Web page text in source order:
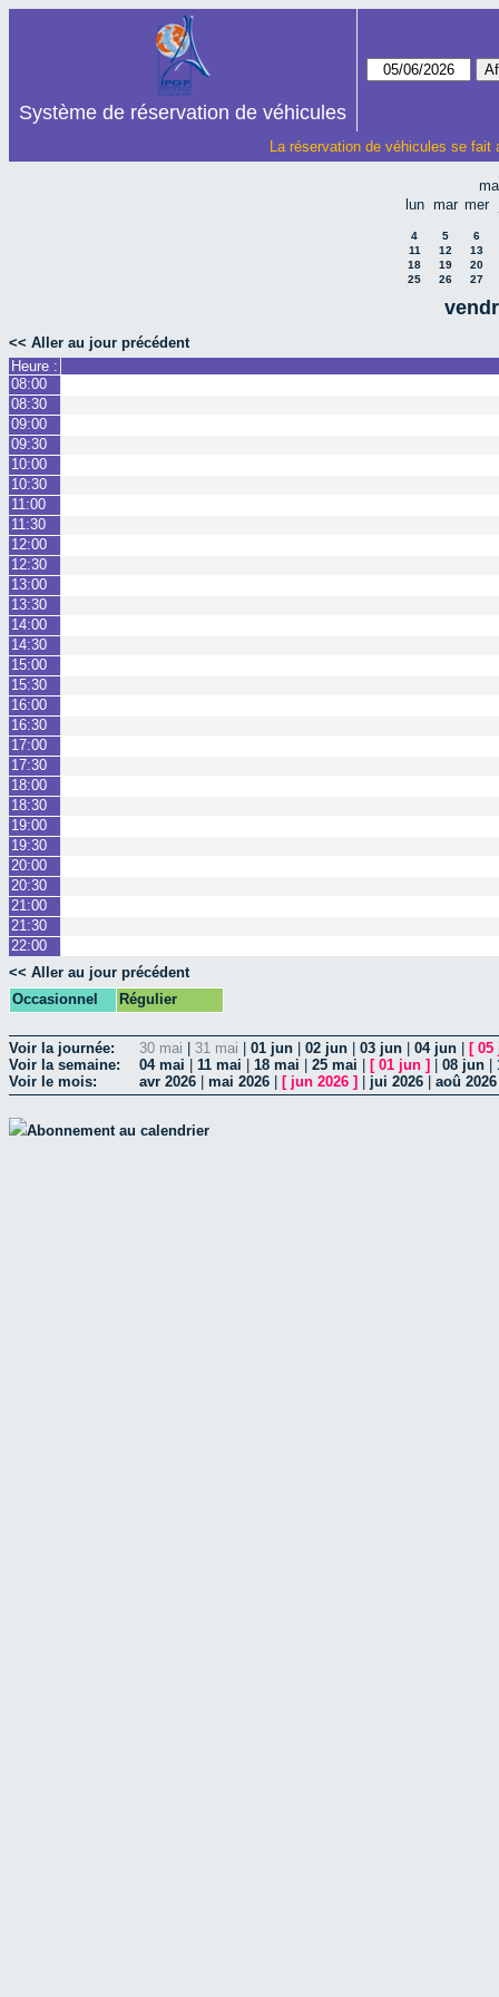
Système de réservation de véhicules
La réservation de véhicules se
lun mar mer
4 5
6
11
12
13
18
19
20
25
26 27
<< Aller au jour précédent
Heure :
08:00
08:30
09:00
09:30
10:00
10:30
11:00
11:30
12:00
12:30
13:00
13:30
14:00
14:30
15:00
15:30
16:00
16:30
17:00
17:30
18:00
18:30
19:00
19:30
20:00
20:30
21:00
21:30
22:00
<< Aller au jour précédent
Occasionnel
Régulier
Voir la journée: 30 mai 31 mai 01 jun 02 jun 03 jun 04 jun [ 05
Voir la semaine:
04 mai 11 mai 18 mai 25 mai [ 01 jun ] 08 jun
Voir le mois:
avr 2026 mai 2026 [ jun 2026 ] jui 2026 aoû 2026
Abonnement au calendrier